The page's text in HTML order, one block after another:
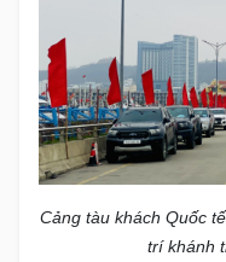
Cảng tàu khách Quốc
trí khánh